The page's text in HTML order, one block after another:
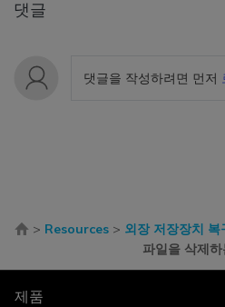
댓글
댓글을 작성하려면 먼저
> Resources > 외장 저장장치 복
파일을 삭제
제품